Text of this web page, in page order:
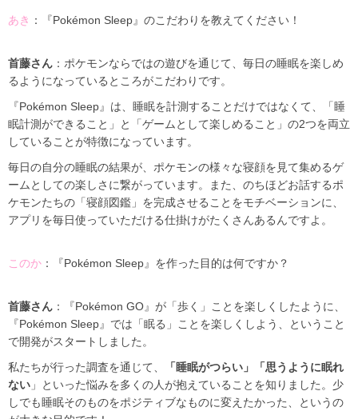
あき ：『Pokémon Sleep』のこだわりを教えてください！
首藤さん ：ポケモンならではの遊びを通じて、毎日の睡眠を楽しめ
るようになっているところがこだわりです。
『Pokémon Sleep』は、睡眠を計測することだけではなくて、「睡
眠計測ができること」と「ゲームとして楽しめること」の2つを両立
していることが特徴になっています。
毎日の自分の睡眠の結果が、ポケモンの様々な寝顔を見て集めるゲ
ームとしての楽しさに繋がっています。また、のちほどお話するポ
ケモンたちの「寝顔図鑑」を完成させることをモチベーションに、
アプリを毎日使っていただける仕掛けがたくさんあるんですよ。
このか ：『Pokémon Sleep』を作った目的は何ですか？
首藤さん ：『Pokémon GO』が「歩く」ことを楽しくしたように、
『Pokémon Sleep』では「眠る」ことを楽しくしよう、ということ
で開発がスタートしました。
私たちが行った調査を通じて、
「睡眠がつらい」「思うように眠れ
ない 」といった悩みを多くの人が抱えていることを知りました。少
しでも睡眠そのものをポジティブなものに変えたかった、というの